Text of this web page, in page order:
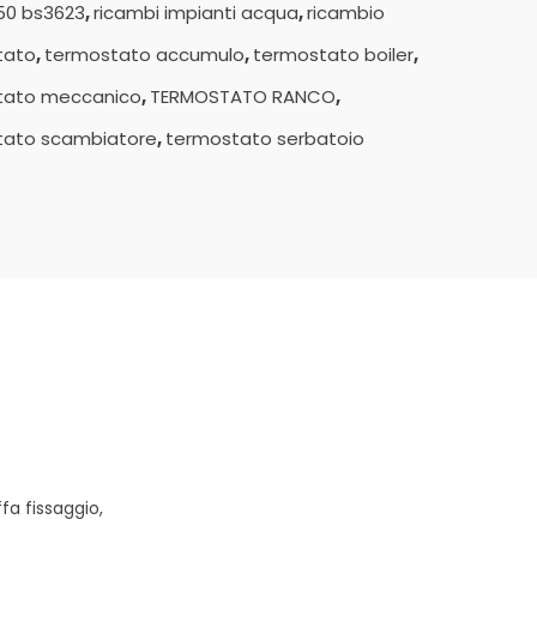
bs3623,ricambi impianti acqua,ricambio
,termostato accumulo,termostato boiler,
meccanico,TERMOSTATO RANCO,
scambiatore,termostato serbatoio
fissaggio,